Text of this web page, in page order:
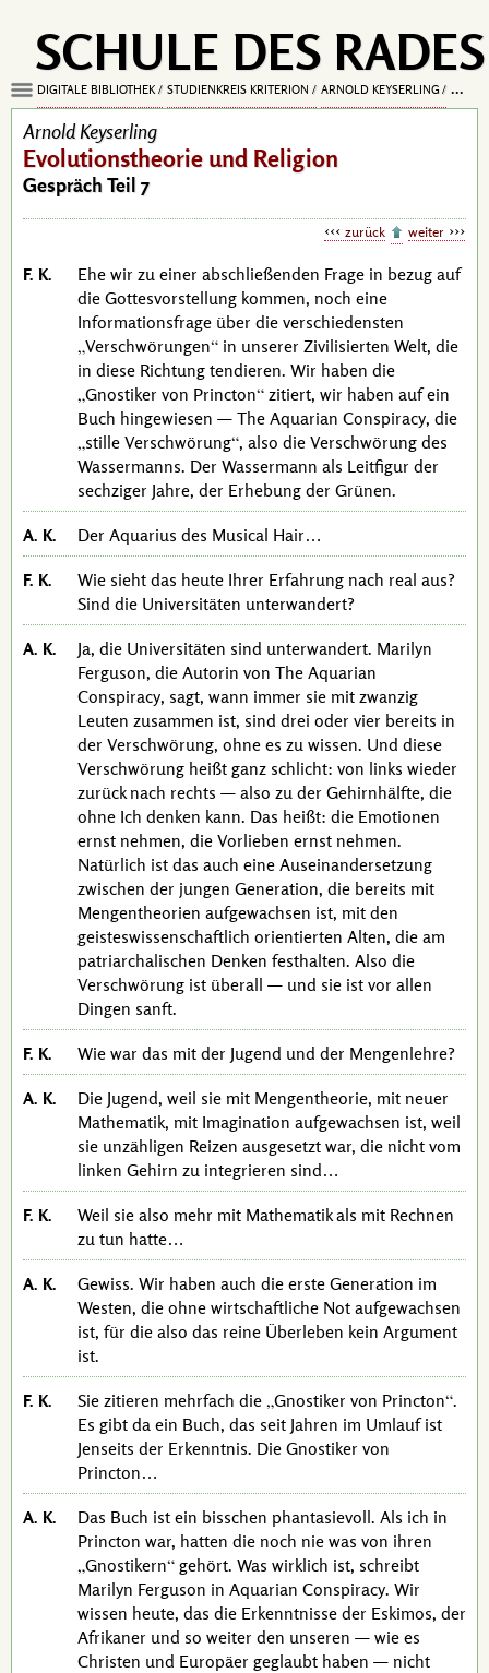
SCHULE DES RADES
DIGITALE BIBLIOTHEK STUDIENKREIS KRITERION ARNOLD KEYSERLING
Arnold Keyserling
Evolutionstheorie und Religion
Gespräch Teil 7
zurück weiter
F. K.
Ehe wir zu einer abschließenden Frage in bezug auf
die Gottesvorstellung kommen, noch eine
Informationsfrage über die verschiedensten
Verschwörungen
in unserer Zivilisierten Welt, die
in diese Richtung tendieren. Wir haben die
Gnostiker von Princton zitiert, wir haben auf ein
Buch hingewiesen — The Aquarian Conspiracy, die
stille Verschwörung , also die Verschwörung des
Wassermanns. Der Wassermann als Leitfigur der
sechziger Jahre, der Erhebung der Grünen.
A. K. Der Aquarius des Musical Hair…
F. K.
Wie sieht das heute Ihrer Erfahrung nach real aus?
Sind die Universitäten unterwandert?
A. K. Ja, die Universitäten sind unterwandert. Marilyn
Ferguson, die Autorin von The Aquarian
Conspiracy, sagt, wann immer sie mit zwanzig
Leuten zusammen ist, sind drei oder vier bereits in
der Verschwörung, ohne es zu wissen. Und diese
Verschwörung heißt ganz schlicht: von links wieder
zurück nach rechts — also zu der Gehirnhälfte, die
ohne Ich denken kann. Das heißt: die Emotionen
ernst nehmen, die Vorlieben ernst nehmen.
Natürlich ist das auch eine Auseinandersetzung
zwischen der jungen Generation, die bereits mit
Mengentheorien aufgewachsen ist, mit den
geisteswissenschaftlich orientierten Alten, die am
patriarchalischen Denken festhalten. Also die
Verschwörung ist überall — und sie ist vor allen
Dingen sanft.
F. K. Wie war das mit der Jugend und der Mengenlehre?
A. K.
Die Jugend, weil sie mit Mengentheorie, mit neuer
Mathematik, mit Imagination aufgewachsen ist, weil
sie unzähligen Reizen ausgesetzt war, die nicht vom
linken Gehirn zu integrieren sind…
F. K.
Weil sie also mehr mit Mathematik als mit Rechnen
zu tun hatte…
A. K.
Gewiss. Wir haben auch die erste Generation im
Westen, die ohne wirtschaftliche Not aufgewachsen
ist, für die also das reine Überleben kein Argument
ist.
F. K. Sie zitieren mehrfach die Gnostiker von Princton .
Es gibt da ein Buch, das seit Jahren im Umlauf ist
Jenseits der Erkenntnis. Die Gnostiker von
Princton…
A. K.
Das Buch ist ein bisschen phantasievoll. Als ich in
Princton war, hatten die noch nie was von ihren
Gnostikern gehört. Was wirklich ist, schreibt
Marilyn Ferguson in Aquarian Conspiracy. Wir
wissen heute, das die Erkenntnisse der Eskimos, der
Afrikaner und so weiter den unseren — wie es
Christen und Europäer geglaubt haben — nicht